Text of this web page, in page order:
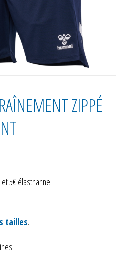
ZIPPÉ
5€ élasthanne
tailles.